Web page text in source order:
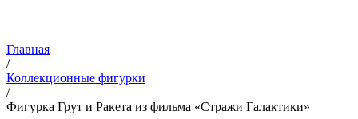
Главная
/
Коллекционные фигурки
/
Фигурка Грут и Ракета из фильма «Стражи Галактики»